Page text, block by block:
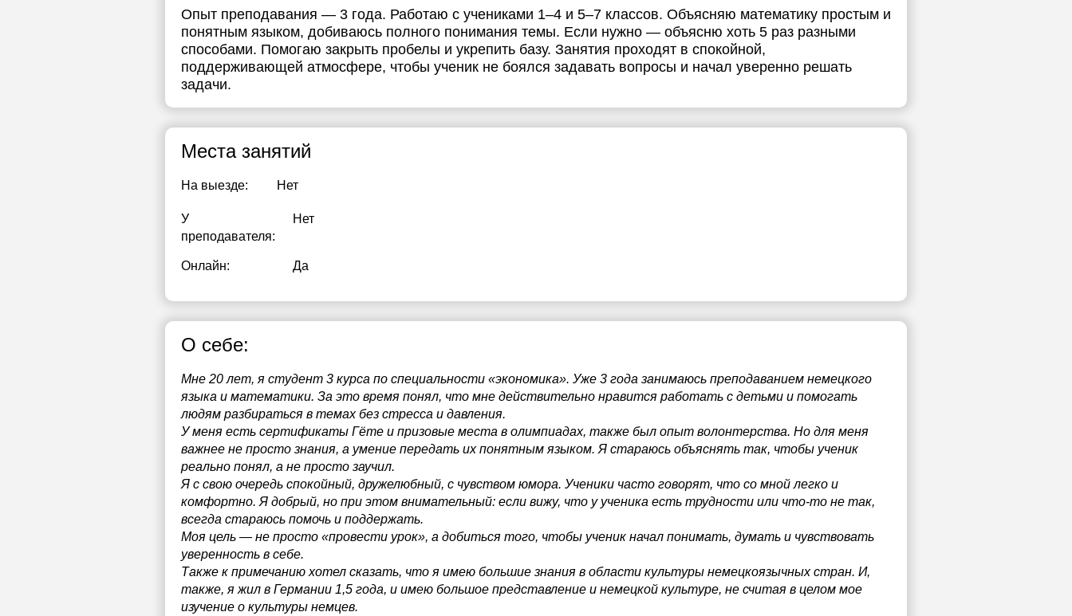
Опыт преподавания — 3 года. Работаю с учениками 1–4 и 5–7 классов. Объясняю математику простым и
понятным языком, добиваюсь полного понимания темы. Если нужно — объясню хоть 5 раз разными
способами. Помогаю закрыть пробелы и укрепить базу. Занятия проходят в спокойной,
поддерживающей атмосфере, чтобы ученик не боялся задавать вопросы и начал уверенно решать
задачи.
Места занятий
На выезде: Нет
У
преподавателя:
Нет
Онлайн: Да
О себе:
Мне 20 лет, я студент 3 курса по специальности «экономика». Уже 3 года занимаюсь преподаванием немецкого
языка и математики. За это время понял, что мне действительно нравится работать с детьми и помогать
людям разбираться в темах без стресса и давления.
У меня есть сертификаты Гёте и призовые места в олимпиадах, также был опыт волонтерства. Но для меня
важнее не просто знания, а умение передать их понятным языком. Я стараюсь объяснять так, чтобы ученик
реально понял, а не просто заучил.
Я с свою очередь спокойный, дружелюбный, с чувством юмора. Ученики часто говорят, что со мной легко и
комфортно. Я добрый, но при этом внимательный: если вижу, что у ученика есть трудности или что-то не так,
всегда стараюсь помочь и поддержать.
Моя цель — не просто «провести урок», а добиться того, чтобы ученик начал понимать, думать и чувствовать
уверенность в себе.
Также к примечанию хотел сказать, что я имею большие знания в области культуры немецкоязычных стран. И,
также, я жил в Германии 1,5 года, и имею большое представление и немецкой культуре, не считая в целом мое
изучение о культуры немцев.